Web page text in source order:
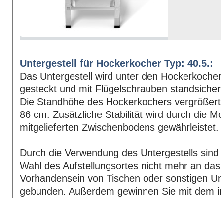
Untergestell für Hockerkocher Typ: 40.5.:
Das Untergestell wird unter den
gesteckt und mit Flügelschrauben
Die Standhöhe des Hockerkochers
86 cm. Zusätzliche Stabilität wird durch die
mitgelieferten Zwischenbodens gewährleistet.
Durch die Verwendung des Untergestells
Wahl des Aufstellungsortes nicht mehr an das
Vorhandensein von Tischen oder sonstigen
gebunden. Außerdem gewinnen Sie mit dem